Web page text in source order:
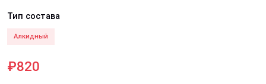
Тип состава
Алкидный
₽820